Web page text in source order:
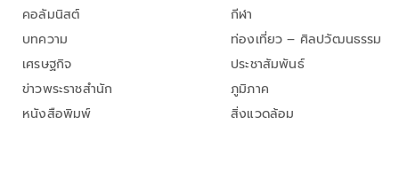
คอลัมนิสต์
บทความ
เศรษฐกิจ
ข่าวพระราชสำนัก
หนังสือพิมพ์
กีฬา
ท่องเที่ยว – ศิลปวัฒนธรรม
ประชาสัมพันธ์
ภูมิภาค
สิ่งแวดล้อม